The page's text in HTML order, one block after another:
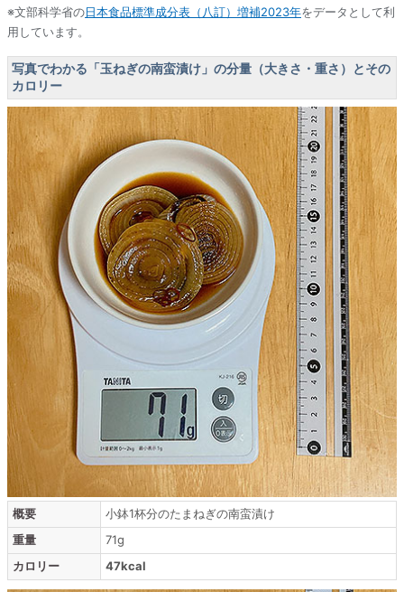
※文部科学省の日本食品標準成分表（八訂）増補2023年をデータとして利
用しています。
写真でわかる「玉ねぎの南蛮漬け」の分量（大きさ・重さ）とその
カロリー
概要
小鉢1杯分のたまねぎの南蛮漬け
重量
71g
カロリー
47kcal